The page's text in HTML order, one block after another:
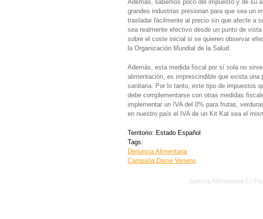
Además, sabemos poco del impuesto y de su
grandes industrias presionan para que sea un
trasladar fácilmente al precio sin que afecte a
sea realmente efectivo desde un punto de
sobre el coste inicial si se quieren observar
la Organización Mundial de la Salud.
Además, esta medida fiscal por sí sola no
alimentación, es imprescindible que exista
sanitaria. Por lo tanto, este tipo de impuestos
debe complementarse con otras medidas
implementar un IVA del 0% para frutas,
en nuestro país el IVA de un Kit Kat sea el
Territorio: Estado Español
Tags:
Denuncia Alimentaria
Campaña Dame Veneno
Justicia Alimentaria C/